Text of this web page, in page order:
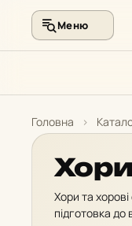
контенту
Меню
Головна ›
Хори
Хори та
підготовка до